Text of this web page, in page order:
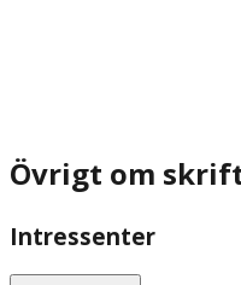
Övrigt om
Intressenter